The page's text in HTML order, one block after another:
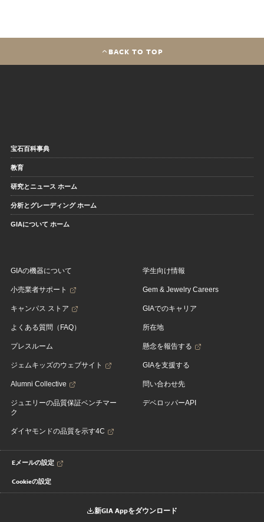
BACK TO TOP
宝石百科事典
教育
研究とニュース ホーム
分析とグレーディング ホーム
GIAについて ホーム
GIAの機器について
小売業者サポート
キャンパス ストア
よくある質問（FAQ）
プレスルーム
ジェムキッズのウェブサイト
Alumni Collective
ジュエリーの品質保証ベンチマー
ク
ダイヤモンドの品質を示す4C
学生向け情報
Gem & Jewelry Careers
GIAでのキャリア
所在地
懸念を報告する
GIAを支援する
問い合わせ先
デベロッパーAPI
Eメールの設定
Cookieの設定
新GIA Appをダウンロード